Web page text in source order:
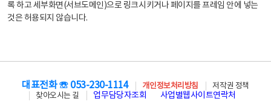
록 하고 세부화면(서브도메인)으로 링크시키거나 페이지를 프레임 안에 넣는
것은 허용되지 않습니다.
대표전화 ☏ 053-230-1114 개인정보처리방침
저작권 정책
찾아오시는 길
업무담당자조회 사업별웹사이트연락처